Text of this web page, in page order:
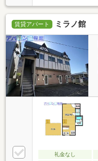
賃貸アパート ミラノ館
礼金なし